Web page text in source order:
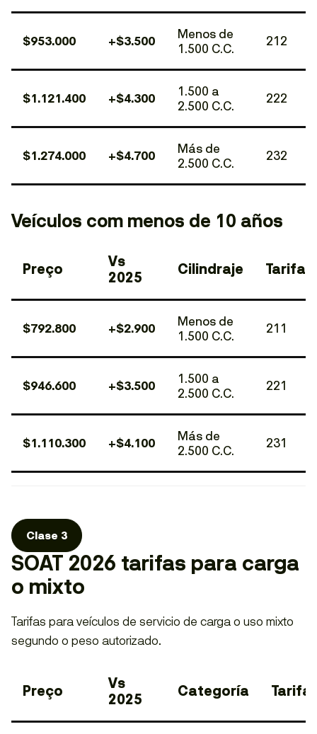
$953.000 +$3.500
Menos de
1.500 C.C.
212
$1.121.400 +$4.300
1.500 a
2.500 C.C.
222
$1.274.000 +$4.700
Más de
2.500 C.C.
232
Veículos com menos de 10 años
Preço
Vs
2025
Cilindraje Tarifa
$792.800 +$2.900
Menos de
1.500 C.C.
211
$946.600 +$3.500
1.500 a
2.500 C.C.
221
$1.110.300 +$4.100
Más de
2.500 C.C.
231
Clase 3
SOAT 2026 tarifas para carga
o mixto
Tarifas para veículos de servicio de carga o uso mixto
segundo o peso autorizado.
Preço
Vs
2025
Categoría Tarifa